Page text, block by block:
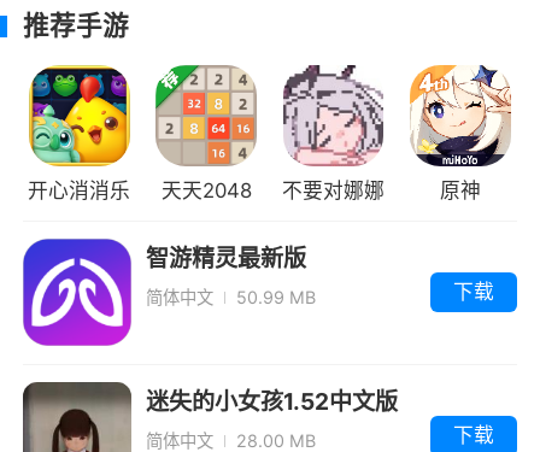
推荐手游
开心消消乐 天天2048
不要对娜娜
汉化版
原神
智游精灵最新版
简体中文 50.99 MB 下载
迷失的小女孩1.52中文版
简体中文
28.00 MB
下载